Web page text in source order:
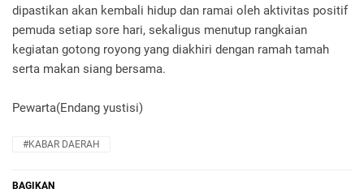
dipastikan akan kembali hidup dan ramai oleh aktivitas positif
pemuda setiap sore hari, sekaligus menutup rangkaian
kegiatan gotong royong yang diakhiri dengan ramah tamah
serta makan siang bersama.
Pewarta(Endang yustisi)
#KABAR DAERAH
BAGIKAN